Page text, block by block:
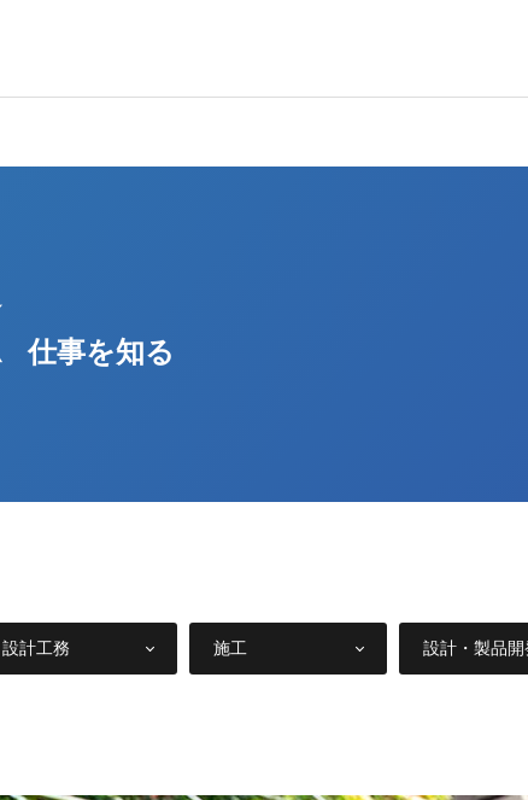
仕事を知る
設計工務 施工 設計・製品開